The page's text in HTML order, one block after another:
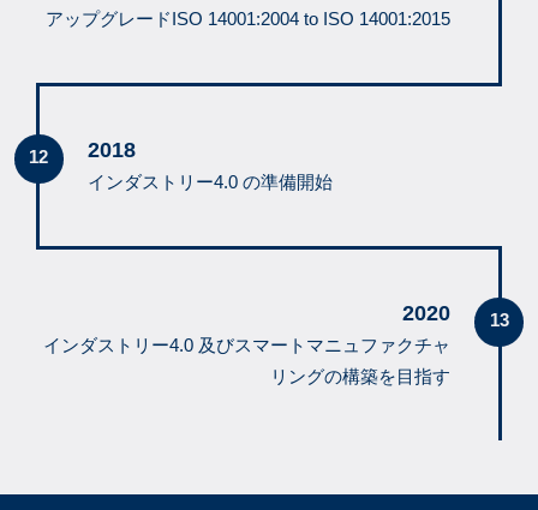
アップグレードISO 14001:2004 to ISO 14001:2015
2018
インダストリー4.0 の準備開始
2020
インダストリー4.0 及びスマートマニュファクチャ
リングの構築を目指す